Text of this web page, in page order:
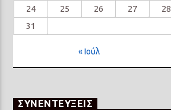
24
25 26 27 28
31
« Ιούλ
ΣΥΝΕΝΤΕΥΞΕΙΣ